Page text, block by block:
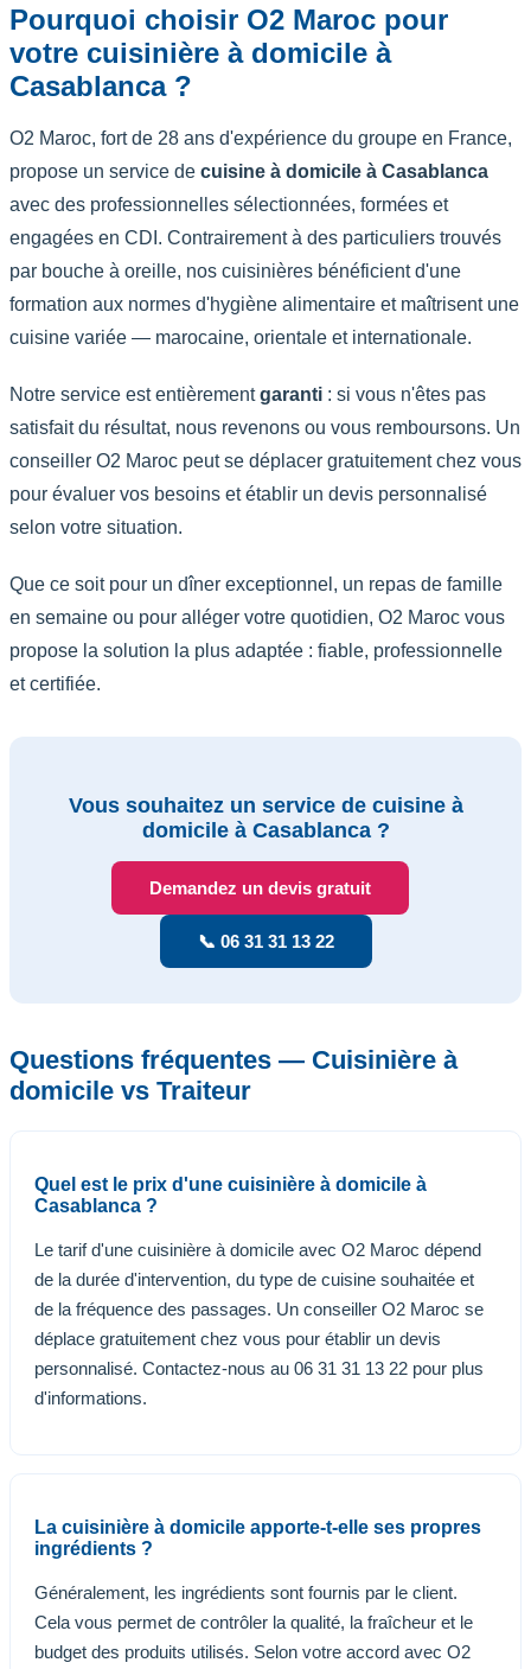
Pourquoi choisir O2 Maroc pour
votre cuisinière à domicile à
Casablanca ?
O2 Maroc, fort de 28 ans d'expérience du groupe en France,
propose un service de cuisine à domicile à Casablanca
avec des professionnelles sélectionnées, formées et
engagées en CDI. Contrairement à des particuliers trouvés
par bouche à oreille, nos cuisinières bénéficient d'une
formation aux normes d'hygiène alimentaire et maîtrisent une
cuisine variée — marocaine, orientale et internationale.
Notre service est entièrementgaranti : si vous n'êtes pas
satisfait du résultat, nous revenons ou vous remboursons. Un
conseiller O2 Maroc peut se déplacer gratuitement chez vous
pour évaluer vos besoins et établir un devis personnalisé
selon votre situation.
Que ce soit pour un dîner exceptionnel, un repas de famille
en semaine ou pour alléger votre quotidien, O2 Maroc vous
propose la solution la plus adaptée : fiable, professionnelle
et certifiée.
Vous souhaitez un service de cuisine à
domicile à Casablanca ?
Demandez un devis gratuit
📞 06 31 31 13 22
Questions fréquentes — Cuisinière à
domicile vs Traiteur
Quel est le prix d'une cuisinière à domicile à
Casablanca ?
Le tarif d'une cuisinière à domicile avec O2 Maroc dépend
de la durée d'intervention, du type de cuisine souhaitée et
de la fréquence des passages. Un conseiller O2 Maroc se
déplace gratuitement chez vous pour établir un devis
personnalisé. Contactez-nous au 06 31 31 13 22 pour plus
d'informations.
La cuisinière à domicile apporte-t-elle ses propres
ingrédients ?
Généralement, les ingrédients sont fournis par le client.
Cela vous permet de contrôler la qualité, la fraîcheur et le
budget des produits utilisés. Selon votre accord avec O2